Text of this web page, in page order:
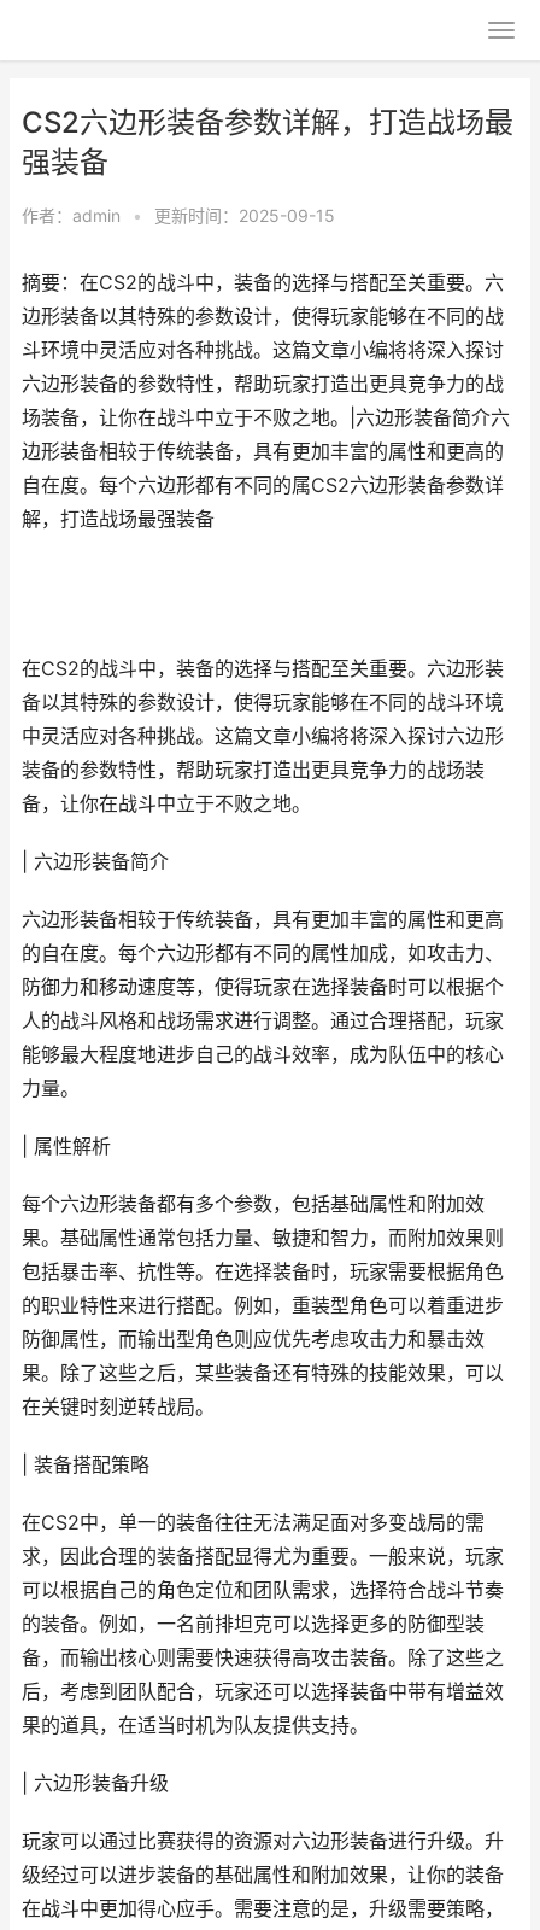
CS2六边形装备参数详解，打造战场最
强装备
作者： admin • 更新时间：2025-09-15
摘要：在CS2的战斗中，装备的选择与搭配至关重要。六
边形装备以其特殊的参数设计，使得玩家能够在不同的战
斗环境中灵活应对各种挑战。这篇文章小编将将深入探讨
六边形装备的参数特性，帮助玩家打造出更具竞争力的战
场装备，让你在战斗中立于不败之地。|六边形装备简介六
边形装备相较于传统装备，具有更加丰富的属性和更高的
自在度。每个六边形都有不同的属CS2六边形装备参数详
解，打造战场最强装备
在CS2的战斗中，装备的选择与搭配至关重要。六边形装
备以其特殊的参数设计，使得玩家能够在不同的战斗环境
中灵活应对各种挑战。这篇文章小编将将深入探讨六边形
装备的参数特性，帮助玩家打造出更具竞争力的战场装
备，让你在战斗中立于不败之地。
| 六边形装备简介
六边形装备相较于传统装备，具有更加丰富的属性和更高
的自在度。每个六边形都有不同的属性加成，如攻击力、
防御力和移动速度等，使得玩家在选择装备时可以根据个
人的战斗风格和战场需求进行调整。通过合理搭配，玩家
能够最大程度地进步自己的战斗效率，成为队伍中的核心
力量。
| 属性解析
每个六边形装备都有多个参数，包括基础属性和附加效
果。基础属性通常包括力量、敏捷和智力，而附加效果则
包括暴击率、抗性等。在选择装备时，玩家需要根据角色
的职业特性来进行搭配。例如，重装型角色可以着重进步
防御属性，而输出型角色则应优先考虑攻击力和暴击效
果。除了这些之后，某些装备还有特殊的技能效果，可以
在关键时刻逆转战局。
| 装备搭配策略
在CS2中，单一的装备往往无法满足面对多变战局的需
求，因此合理的装备搭配显得尤为重要。一般来说，玩家
可以根据自己的角色定位和团队需求，选择符合战斗节奏
的装备。例如，一名前排坦克可以选择更多的防御型装
备，而输出核心则需要快速获得高攻击装备。除了这些之
后，考虑到团队配合，玩家还可以选择装备中带有增益效
果的道具，在适当时机为队友提供支持。
| 六边形装备升级
玩家可以通过比赛获得的资源对六边形装备进行升级。升
级经过可以进步装备的基础属性和附加效果，让你的装备
在战斗中更加得心应手。需要注意的是，升级需要策略，